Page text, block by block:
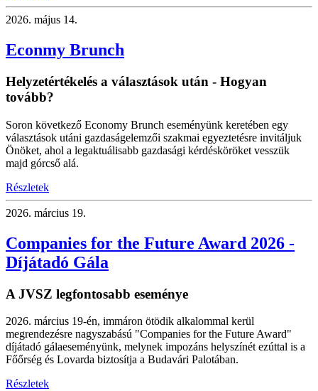
2026. május 14.
Econmy Brunch
Helyzetértékelés a választások után - Hogyan
tovább?
Soron következő Economy Brunch eseményünk keretében egy
választások utáni gazdaságelemzői szakmai egyeztetésre invitáljuk
Önöket, ahol a legaktuálisabb gazdasági kérdésköröket vesszük
majd górcső alá.
Részletek
2026. március 19.
Companies for the Future Award 2026 -
Díjátadó Gála
A JVSZ legfontosabb eseménye
2026. március 19-én, immáron ötödik alkalommal kerül
megrendezésre nagyszabású "Companies for the Future Award"
díjátadó gálaeseményünk, melynek impozáns helyszínét ezúttal is a
Főőrség és Lovarda biztosítja a Budavári Palotában.
Részletek